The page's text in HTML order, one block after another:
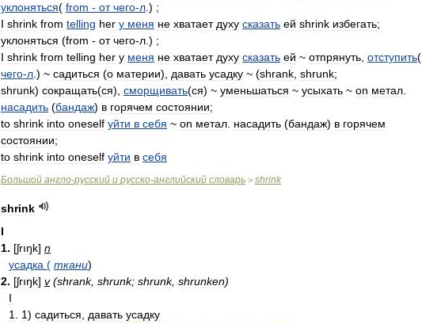
уклоняться( from - от чего-л .) ;
I shrink from telling her у меня не хватает духу сказать ей shrink избегать;
уклоняться (from - от чего-л .) ;
I shrink from telling her у меня не хватает духу сказать ей ~ отпрянуть отступить(
чего-л .) ~ садиться (о материи), давать усадку ~ (shrank shrunk;
shrunk) сокращать(ся), сморщивать(ся) ~ уменьшаться ~ усыхать ~ on метал
насадить (бандаж) в горячем состоянии;
to shrink into oneself уйти в себя ~ on метал насадить (бандаж) в горячем
состоянии;
to shrink into oneself уйти в себя
Большой англо-русский и русско-английский словарь > shrink
shrink
I
1. [ʃrıŋk] n
усадка ( ткани)
2. [ʃrıŋk] v(shrank, shrunk; shrunk, shrunken)
I
1
1) садиться давать усадку